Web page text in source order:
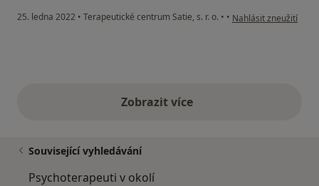
25. ledna 2022 • Terapeutické centrum Satie, s. r. o. • • podle názoru
Nahlásit zneužití
Zobrazit vícevýše uvedené názory
Související vyhledávání
Psychoterapeuti v okolí